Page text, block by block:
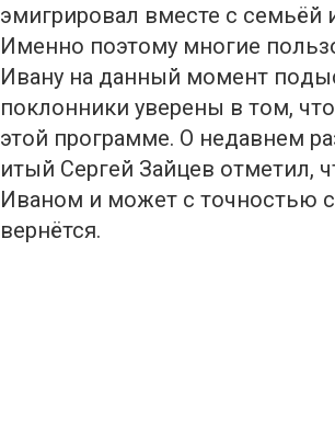
эмигрировал вместе с семьёй
Именно поэтому многие
Ивану на данный момент
поклонники уверены в том,
этой программе. О недавнем
итый Сергей Зайцев отметил,
Иваном и может с точностью
вернётся.